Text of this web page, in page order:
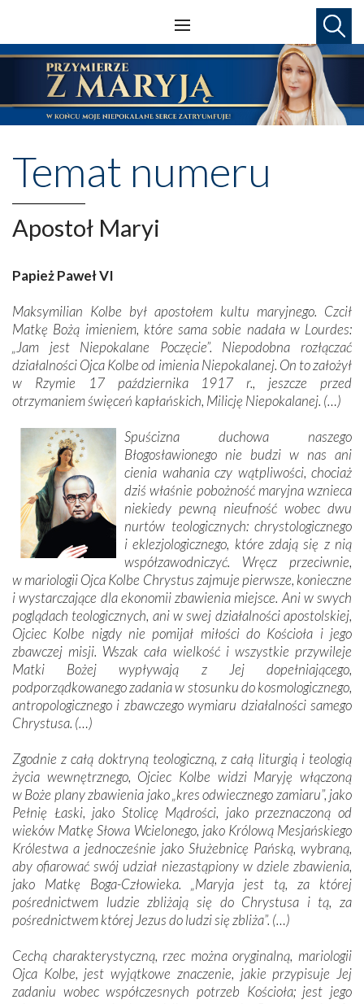
Temat numeru
Apostoł Maryi
Papież Paweł VI
Maksymilian Kolbe był apostołem kultu maryjnego. Czcił
Matkę Bożą imieniem, które sama sobie nadała w Lourdes:
„Jam jest Niepokalane Poczęcie”. Niepodobna rozłączać
działalności Ojca Kolbe od imienia Niepokalanej. On to założył
w Rzymie 17 października 1917 r., jeszcze przed
otrzymaniem święceń kapłańskich, Milicję Niepokalanej. (…)
Spuścizna duchowa naszego
Błogosławionego nie budzi w nas ani
cienia wahania czy wątpliwości, chociaż
dziś właśnie pobożność maryjna wznieca
niekiedy pewną nieufność wobec dwu
nurtów teologicznych: chrystologicznego
i eklezjologicznego, które zdają się z nią
współzawodniczyć. Wręcz przeciwnie,
w mariologii Ojca Kolbe Chrystus zajmuje pierwsze, konieczne
i wystarczające dla ekonomii zbawienia miejsce. Ani w swych
poglądach teologicznych, ani w swej działalności apostolskiej,
Ojciec Kolbe nigdy nie pomijał miłości do Kościoła i jego
zbawczej misji. Wszak cała wielkość i wszystkie przywileje
Matki Bożej wypływają z Jej dopełniającego,
podporządkowanego zadania w stosunku do kosmologicznego,
antropologicznego i zbawczego wymiaru działalności samego
Chrystusa. (…)
Zgodnie z całą doktryną teologiczną, z całą liturgią i teologią
życia wewnętrznego, Ojciec Kolbe widzi Maryję włączoną
w Boże plany zbawienia jako „kres odwiecznego zamiaru”, jako
Pełnię Łaski, jako Stolicę Mądrości, jako przeznaczoną od
wieków Matkę Słowa Wcielonego, jako Królową Mesjańskiego
Królestwa a jednocześnie jako Służebnicę Pańską, wybraną,
aby ofiarować swój udział niezastąpiony w dziele zbawienia,
jako Matkę Boga-Człowieka. „Maryja jest tą, za której
pośrednictwem ludzie zbliżają się do Chrystusa i tą, za
pośrednictwem której Jezus do ludzi się zbliża”. (…)
Cechą charakterystyczną, rzec można oryginalną, mariologii
Ojca Kolbe, jest wyjątkowe znaczenie, jakie przypisuje Jej
zadaniu wobec współczesnych potrzeb Kościoła; jest jego